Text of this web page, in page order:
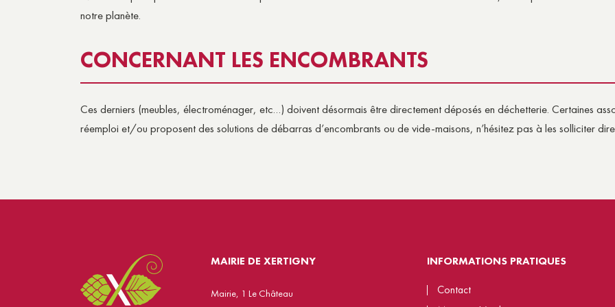
notre planète.
CONCERNANT LES ENCOMBRANTS
Ces derniers (meubles, électroménager, etc…) doivent désormais être directement déposés en déchetterie. Certaines
réemploi et/ou proposent des solutions de débarras d’encombrants ou de vide-maisons, n’hésitez pas à les solliciter
MAIRIE DE XERTIGNY
Mairie, 1 Le Château
INFORMATIONS PRATIQUES
Contact